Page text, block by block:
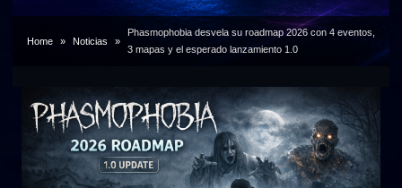
Home Noticias
Phasmophobia desvela su roadmap 2026 con 4 eventos,
3 mapas y el esperado lanzamiento 1.0